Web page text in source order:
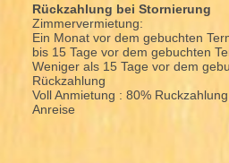
Rückzahlung bei Stornierung
Zimmervermietung:
Ein Monat vor dem gebuchten
bis 15 Tage vor dem gebuchten
Weniger als 15 Tage vor dem
Rückzahlung
Voll Anmietung : 80%
Anreise